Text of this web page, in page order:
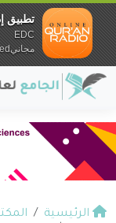
الرئيسية
تطبيق
EDC
مجانيundefined